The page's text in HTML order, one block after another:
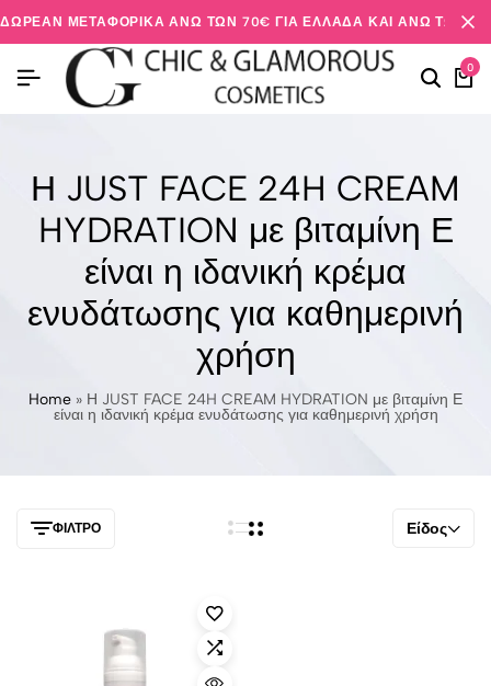
ΔΩΡΕΆΝ ΜΕΤΑΦΟΡΙΚΆ ΆΝΩ ΤΩΝ 70€ ΓΙΑ ΕΛΛΆΔΑ ΚΑΙ ΆΝΩ ΤΩΝ
0
Η JUST FACE 24H CREAM
HYDRATION με βιταμίνη Ε
είναι η ιδανική κρέμα
ενυδάτωσης για καθημερινή
χρήση
Home » Η JUST FACE 24H CREAM HYDRATION με βιταμίνη Ε
είναι η ιδανική κρέμα ενυδάτωσης για καθημερινή χρήση
ΦΊΛΤΡΟ Είδος